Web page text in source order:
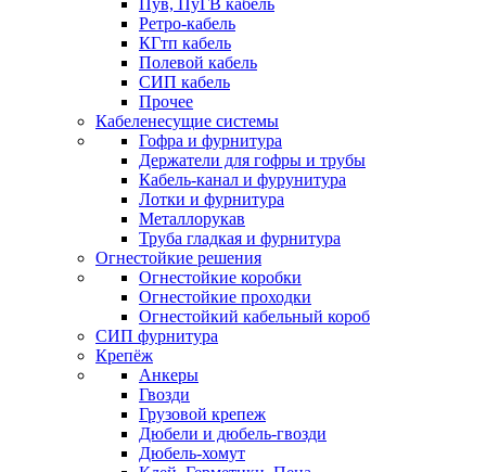
Пув, ПуГВ кабель
Ретро-кабель
КГтп кабель
Полевой кабель
СИП кабель
Прочее
Кабеленесущие системы
Гофра и фурнитура
Держатели для гофры и трубы
Кабель-канал и фурунитура
Лотки и фурнитура
Металлорукав
Труба гладкая и фурнитура
Огнестойкие решения
Огнестойкие коробки
Огнестойкие проходки
Огнестойкий кабельный короб
СИП фурнитура
Крепёж
Анкеры
Гвозди
Грузовой крепеж
Дюбели и дюбель-гвозди
Дюбель-хомут